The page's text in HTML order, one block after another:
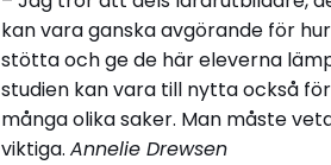
kan vara ganska avgörande för
stötta och ge de här eleverna
studien kan vara till nytta också
många olika saker. Man måste
viktiga. Annelie Drewsen